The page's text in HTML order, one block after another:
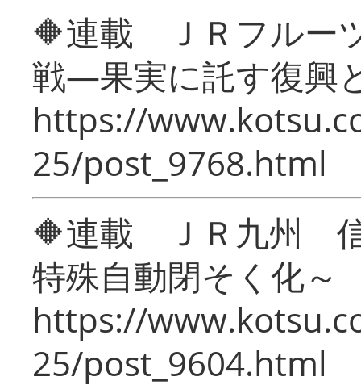
🔶連載 ＪＲフルー
戦―果実に託す復興
https://
25/post_9768.html
🔶連載 ＪＲ九州 信
特殊自動閉そく化～
https://
25/post_9604.html